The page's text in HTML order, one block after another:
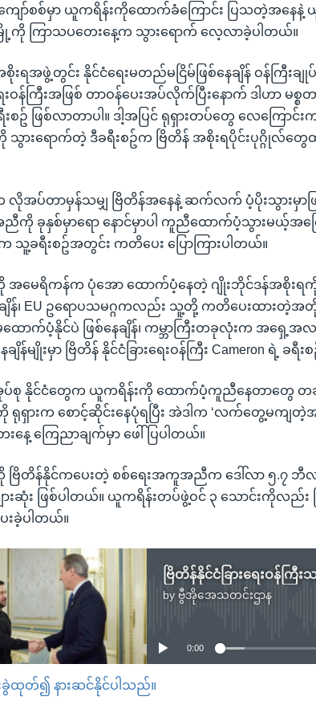
ျော်စစ်မှာ ယူကရိန်းကိုထောက်ခံကြောင်း ပြသတဲ့အနေနဲ့ ယူ
ကို ကြာသပတေးနေ့က သွားရောက် လေ့လာခဲ့ပါတယ်။
စိုးရအဖွဲ့တွင်း နိုင်ငံရေးမတည်မငြိမ်ဖြစ်နေချိန် ဝန်ကြီးခ
ေးဝန်ကြီးအဖြစ် တာဝန်ပေးအပ်လိုက်ပြီးနောက် ဒါဟာ မစ္စ
ရီးစဥ် ဖြစ်လာတာပါ။ ဒါ့အပြင် ရုရှားတပ်တွေ လေကြေ
ားရောက်တဲ့ ဒီခရီးစဥ်က ဗြိတိန် အစိုးရပိုင်းပုဂ္ဂိုလ်တွေ
အပ်တာမှန်သမျှ ဗြိတိန်အနေနဲ့ ဆက်လက် ပံ့ပိုးသွားမှာဖ
ခုနှစ်မှာရော နောင်မှာပါ ကူညီထောက်ပံ့သွားမယ့်အကြေ
က သူ့ခရီးစဥ်အတွင်း ကတိပေး ပြောကြားပါတယ်။
မေရိကန်က ပုံအော ထောက်ပံ့နေတဲ့ ဂျိုးဘိုင်ဒန်အစိုးရကို
ျိန်၊ EU ဥရောပသမဂ္ဂကလည်း သူ့တို့ ကတိပေးထားတဲ့
ောက်ပံ့နိုင်ပဲ ဖြစ်နေချိန်၊ ကမ္ဘာကြီးတခုလုံးက အရှေ့အလ
န်မျိုးမှာ ဗြိတိန် နိုင်ငံခြားရေးဝန်ကြီး Cameron ရဲ့ ခရီး
စု နိုင်ငံတွေက ယူကရိန်းကို ထောက်ပံ့ကူညီနေတာတွေ တခ
ရုရှားက စောင့်ဆိုင်းနေပုံရပြီး အဲဒါက ‘လက်တွေ့မကျတဲ့အ
းနေ့ ကြေညာချက်မှာ ဖေါ်ပြပါတယ်။
ြိတိန်နိုင်ကပေးတဲ့ စစ်ရေးအကူအညီက ဒေါ်လာ ၅.၇ ဘီလျံ
းဆုံး ဖြစ်ပါတယ်။ ယူကရိန်းတပ်ဖွဲ့ဝင် ၃ သောင်းကိုလည်း
းခဲ့ပါတယ်။
byဗွီအိုအေသတင်းဌာန
No media source currently available
0:00
းခွဲထုတ်၍ နားဆင်နိုင်ပါသည်။